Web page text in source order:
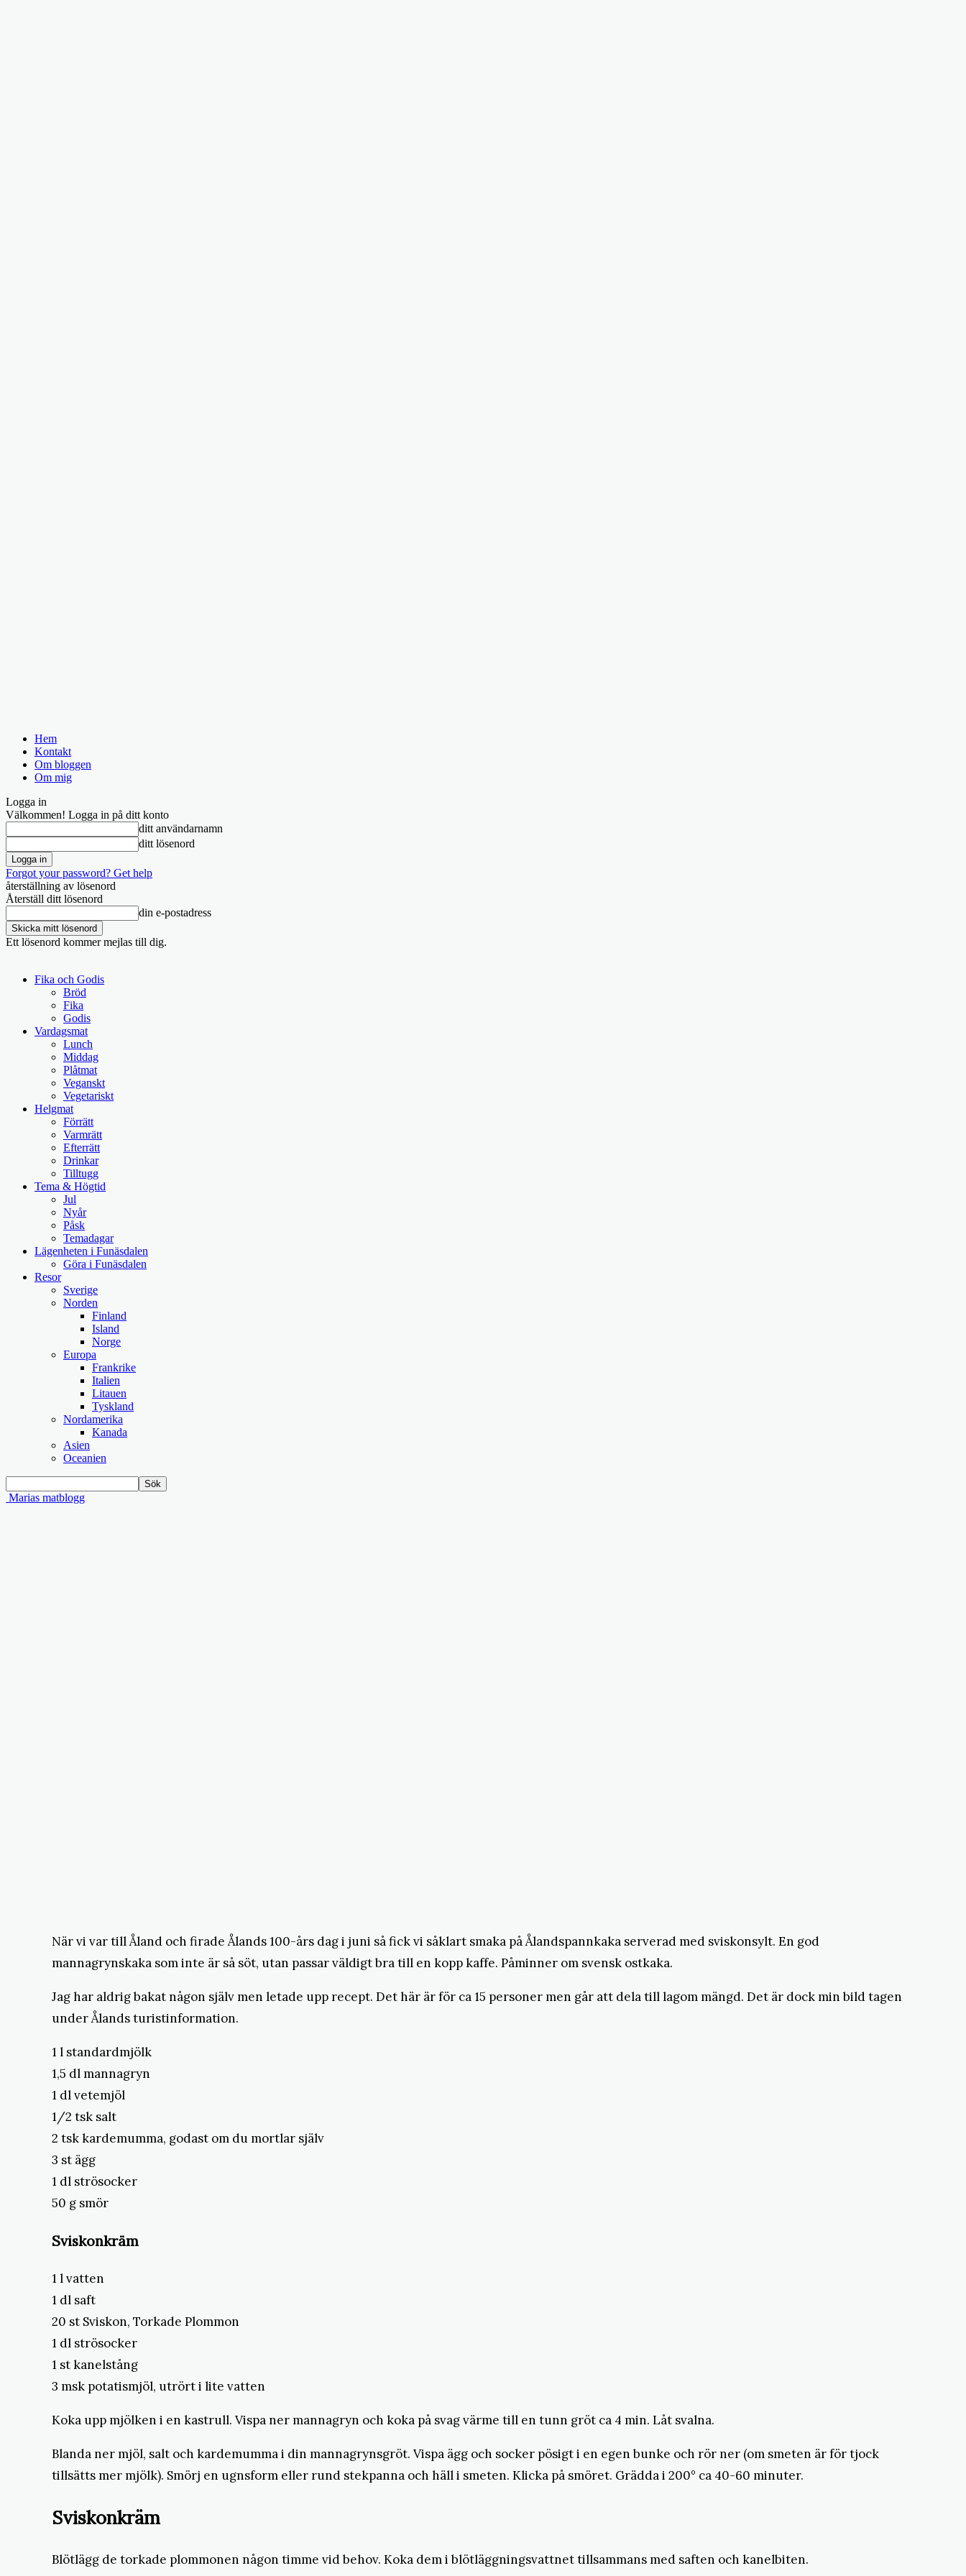
Hem
Kontakt
Om bloggen
Om mig
Logga in
Välkommen! Logga in på ditt konto
ditt användarnamn
ditt lösenord
Forgot your password? Get help
återställning av lösenord
Återställ ditt lösenord
din e-postadress
Ett lösenord kommer mejlas till dig.
Fika och Godis
Bröd
Fika
Godis
Vardagsmat
Lunch
Middag
Plåtmat
Veganskt
Vegetariskt
Helgmat
Förrätt
Varmrätt
Efterrätt
Drinkar
Tilltugg
Tema & Högtid
Jul
Nyår
Påsk
Temadagar
Lägenheten i Funäsdalen
Göra i Funäsdalen
Resor
Sverige
Norden
Finland
Island
Norge
Europa
Frankrike
Italien
Litauen
Tyskland
Nordamerika
Kanada
Asien
Oceanien
Marias matblogg
När vi var till Åland och firade Ålands 100-års dag i juni så fick vi såklart smaka på Ålandspannkaka serverad med sviskonsylt. En god
mannagrynskaka som inte är så söt, utan passar väldigt bra till en kopp kaffe. Påminner om svensk ostkaka.
Jag har aldrig bakat någon själv men letade upp recept. Det här är för ca 15 personer men går att dela till lagom mängd. Det är dock min bild tagen
under Ålands turistinformation.
1 l standardmjölk
1,5 dl mannagryn
1 dl vetemjöl
1/2 tsk salt
2 tsk kardemumma, godast om du mortlar själv
3 st ägg
1 dl strösocker
50 g smör
Sviskonkräm
1 l vatten
1 dl saft
20 st Sviskon, Torkade Plommon
1 dl strösocker
1 st kanelstång
3 msk potatismjöl, utrört i lite vatten
Koka upp mjölken i en kastrull. Vispa ner mannagryn och koka på svag värme till en tunn gröt ca 4 min. Låt svalna.
Blanda ner mjöl, salt och kardemumma i din mannagrynsgröt. Vispa ägg och socker pösigt i en egen bunke och rör ner (om smeten är för tjock
tillsätts mer mjölk). Smörj en ugnsform eller rund stekpanna och häll i smeten. Klicka på smöret. Grädda i 200° ca 40-60 minuter.
Sviskonkräm
Blötlägg de torkade plommonen någon timme vid behov. Koka dem i blötläggningsvattnet tillsammans med saften och kanelbiten.